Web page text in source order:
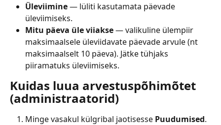
Üleviimine — lüliti kasutamata päevade
üleviimiseks.
Mitu päeva üle viiakse — valikuline ülempiir
maksimaalsele üleviidavate päevade arvule (nt
maksimaalselt 10 päeva). Jätke tühjaks
piiramatuks üleviimiseks.
Kuidas luua arvestuspõhimõtet
(administraatorid)
Minge vasakul külgribal jaotisesse Puudumised.